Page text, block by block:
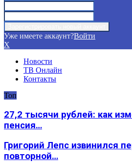
Уже имеете аккаунт?Войти
X
Новости
ТВ Онлайн
Контакты
Топ
27,2 тысячи рублей: как
пенсия…
Григорий Лепс извинился
повторной…